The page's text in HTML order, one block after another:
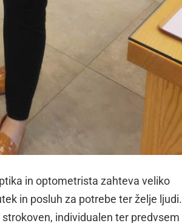
in optometrista zahteva veliko
in posluh za potrebe ter želje ljudi.
individualen ter predvsem